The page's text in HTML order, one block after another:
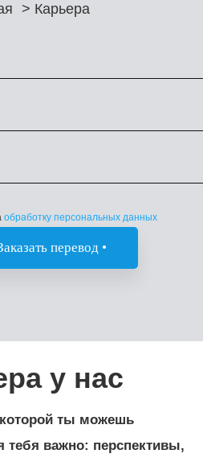
> Карьера
обработку персональных данных
у нас
ты можешь
тебя важно: перспективы,